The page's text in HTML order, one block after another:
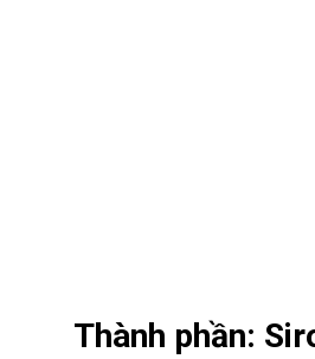
Thành phần: